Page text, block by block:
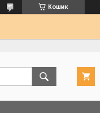
Кошик